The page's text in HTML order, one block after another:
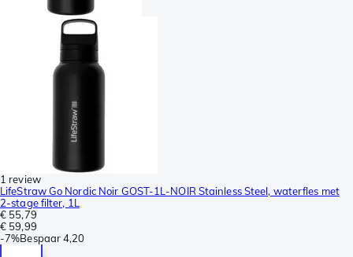
1 review
LifeStraw Go Nordic Noir GOST-1L-NOIR Stainless Steel, waterfles met
2-stage filter, 1L
€ 55,79
€ 59,99
-7%Bespaar4,20